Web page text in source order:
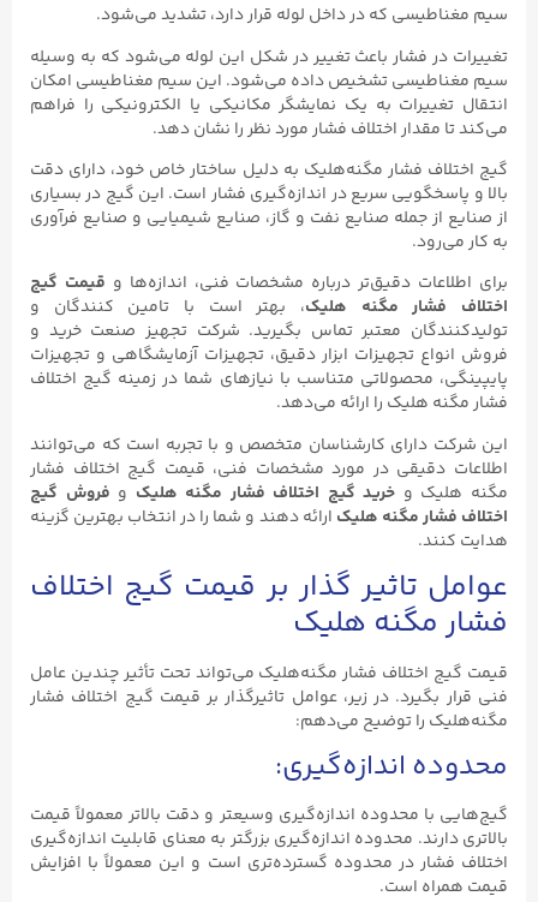
سیم مغناطیسی که در داخل لوله قرار دارد، تشدید می‌شود.
تغییرات در فشار باعث تغییر در شکل این لوله می‌شود که به وسیله
سیم مغناطیسی تشخیص داده می‌شود. این سیم مغناطیسی امکان
انتقال تغییرات به یک نمایشگر مکانیکی یا الکترونیکی را فراهم
می‌کند تا مقدار اختلاف فشار مورد نظر را نشان دهد.
گیج اختلاف فشار مگنه‌هلیک به دلیل ساختار خاص خود، دارای دقت
بالا و پاسخگویی سریع در اندازه‌گیری فشار است. این گیج در بسیاری
از صنایع از جمله صنایع نفت و گاز، صنایع شیمیایی و صنایع فرآوری
به کار می‌رود.
برای اطلاعات دقیق‌تر درباره مشخصات فنی، اندازه‌ها و قیمت‌ گیج
اختلاف فشار مگنه هلیک، بهتر است با تامین کنندگان و
تولیدکنندگان معتبر تماس بگیرید. شرکت تجهیز صنعت خرید و
فروش انواع تجهیزات ابزار دقیق، تجهیزات آزمایشگاهی و تجهیزات
پایپینگی، محصولاتی متناسب با نیازهای شما در زمینه گیج اختلاف
فشار مگنه هلیک را ارائه می‌دهد.
این شرکت دارای کارشناسان متخصص و با تجربه است که می‌توانند
اطلاعات دقیقی در مورد مشخصات فنی، قیمت گیج اختلاف فشار
مگنه هلیک و خرید گیج اختلاف فشار مگنه هلیک و فروش گیج
اختلاف فشار مگنه هلیک ارائه دهند و شما را در انتخاب بهترین گزینه
هدایت کنند.
عوامل تاثیر گذار بر قیمت گیج اختلاف
فشار مگنه هلیک
قیمت گیج اختلاف فشار مگنه‌هلیک می‌تواند تحت تأثیر چندین عامل
فنی قرار بگیرد. در زیر، عوامل تاثیرگذار بر قیمت گیج اختلاف فشار
مگنه‌هلیک را توضیح می‌دهم:
محدوده اندازه‌گیری:
گیج‌هایی با محدوده اندازه‌گیری وسیعتر و دقت بالاتر معمولاً قیمت
بالاتری دارند. محدوده اندازه‌گیری بزرگتر به معنای قابلیت اندازه‌گیری
اختلاف فشار در محدوده گسترده‌تری است و این معمولاً با افزایش
قیمت همراه است.